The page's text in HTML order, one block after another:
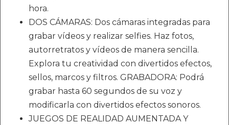
hora.
DOS CÁMARAS: Dos cámaras integradas para
grabar vídeos y realizar selfies. Haz fotos,
autorretratos y vídeos de manera sencilla.
Explora tu creatividad con divertidos efectos,
sellos, marcos y filtros. GRABADORA: Podrá
grabar hasta 60 segundos de su voz y
modificarla con divertidos efectos sonoros.
JUEGOS DE REALIDAD AUMENTADA Y